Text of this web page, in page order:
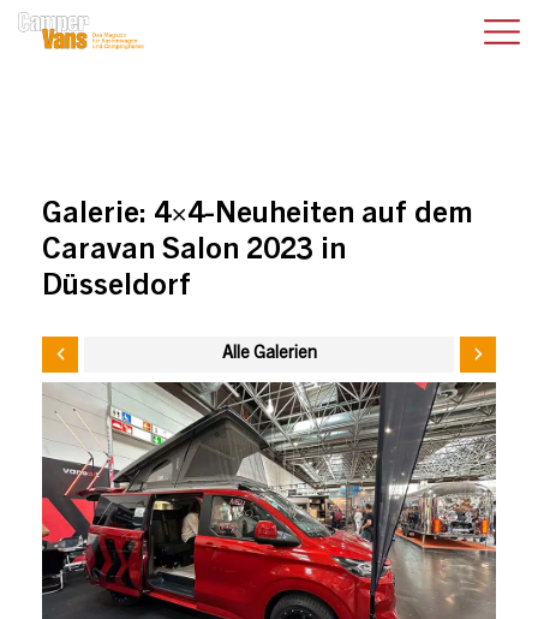
Galerie: 4×4-Neuheiten auf dem
Caravan Salon 2023 in
Düsseldorf
Alle Galerien